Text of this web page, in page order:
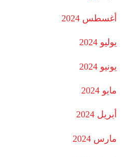
أغسطس 2024
يوليو 2024
يونيو 2024
مايو 2024
أبريل 2024
مارس 2024